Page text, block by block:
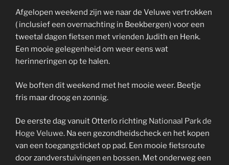
Afgelopen weekend zijn we naar de Veluwe vertrokken
( inclusief een overnachting in Beekbergen) voor een
tweetal dagen fietsen met vrienden Judith en Henk.
Een mooie gelegenheid om weer eens wat
herinneringen op te halen.
We boften dit weekend met het mooie weer. Beetje
fris maar droog en zonnig.
De eerste dag vanuit Otterlo richting Nationaal Park de
Hoge Veluwe. Na een gezondheidscheck en het kopen
van een toegangsticket op pad. Een mooie fietsroute
door zandverstuivingen en bossen. Met onderweg een